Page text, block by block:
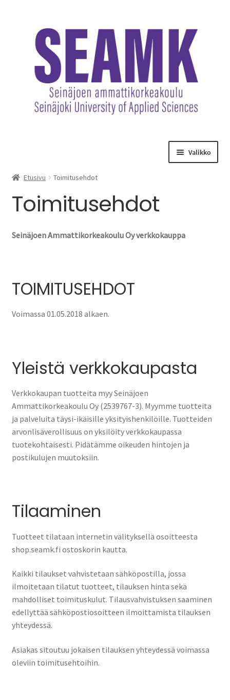
Siirry
navigointiin
Siirry
sisältöön
Valikko
Opetuksen maksut
Hankematkat
Parkkimaksut
Muut maksut
Etusivu Toimitusehdot
Toimitusehdot
Seinäjoen Ammattikorkeakoulu Oy verkkokauppa
TOIMITUSEHDOT
Voimassa 01.05.2018 alkaen.
Yleistä verkkokaupasta
Verkkokaupan tuotteita myy Seinäjoen
Ammattikorkeakoulu Oy (2539767-3). Myymme tuotteita
ja palveluita täysi-ikäisille yksityishenkilöille. Tuotteiden
arvonlisäverollisuus on yksilöity verkkokaupassa
tuotekohtaisesti. Pidätämme oikeuden hintojen ja
postikulujen muutoksiin.
Tilaaminen
Tuotteet tilataan internetin välityksellä osoitteesta
shop.seamk.fi ostoskorin kautta.
Kaikki tilaukset vahvistetaan sähköpostilla, jossa
ilmoitetaan tilatut tuotteet, tilauksen hinta sekä
mahdolliset toimituskulut. Tilausvahvistuksen saaminen
edellyttää sähköpostiosoitteen ilmoittamista tilauksen
yhteydessä.
Asiakas sitoutuu jokaisen tilauksen yhteydessä voimassa
oleviin toimitusehtoihin.